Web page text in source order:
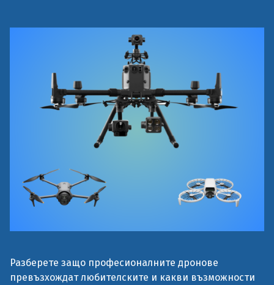
Разберете защо професионалните дронове
превъзхождат любителските и какви възможности